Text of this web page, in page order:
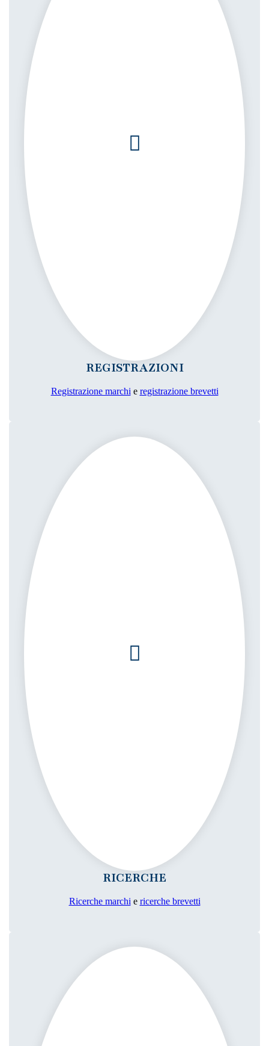
REGISTRAZIONI
Registrazione marchi e registrazione brevetti
RICERCHE
Ricerche marchi e ricerche brevetti